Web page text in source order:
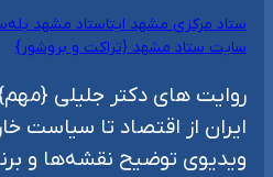
ستاد مرکزی مشهد ایتاستاد مشهد بله
سایت ستاد مشهد {تراکت و بروشور}
ویدیوی توضیح نقشه‌ها و